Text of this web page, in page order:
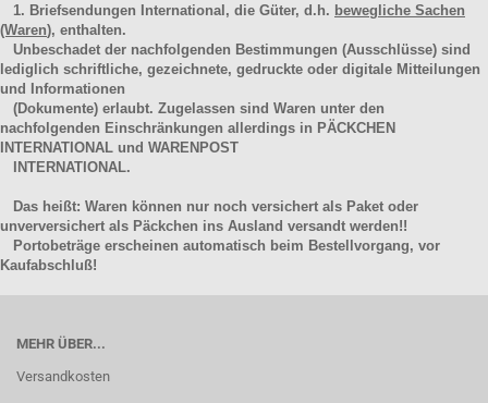
1. Briefsendungen International, die Güter, d.h. bewegliche Sachen
(Waren), enthalten.
Unbeschadet der nachfolgenden Bestimmungen (Ausschlüsse) sind
lediglich schriftliche, gezeichnete, gedruckte oder digitale Mitteilungen
und Informationen
(Dokumente) erlaubt. Zugelassen sind Waren unter den
nachfolgenden Einschränkungen allerdings in PÄCKCHEN
INTERNATIONAL und WARENPOST
INTERNATIONAL.
Das heißt: Waren können nur noch versichert als Paket oder
unverversichert als Päckchen ins Ausland versandt werden!!
Portobeträge erscheinen automatisch beim Bestellvorgang, vor
Kaufabschluß!
MEHR ÜBER...
Versandkosten